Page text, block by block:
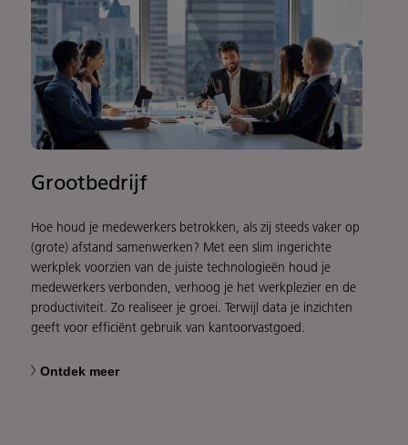
Grootbedrijf
Hoe houd je medewerkers betrokken, als zij steeds vaker op
(grote) afstand samenwerken? Met een slim ingerichte
werkplek voorzien van de juiste technologieën houd je
medewerkers verbonden, verhoog je het werkplezier en de
productiviteit. Zo realiseer je groei. Terwijl data je inzichten
geeft voor efficiënt gebruik van kantoorvastgoed.
Ontdek meer